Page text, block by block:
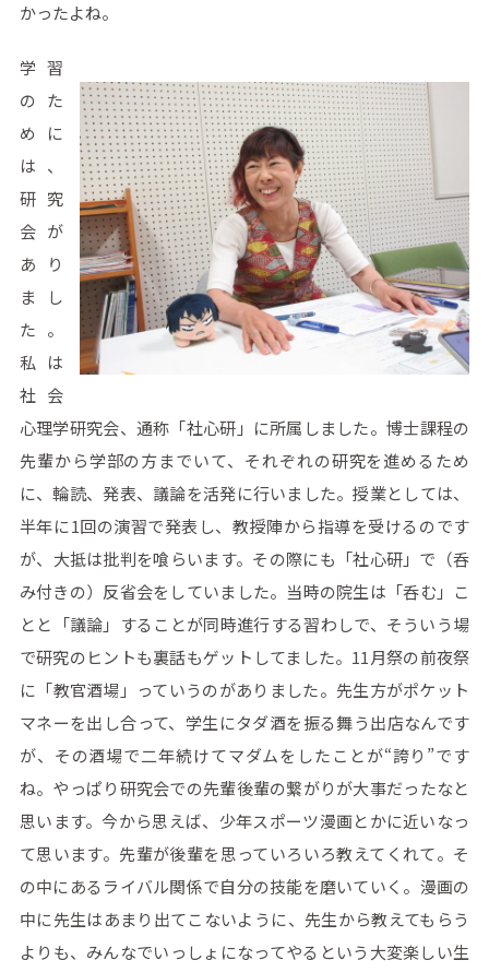
かったよね。
学習
のた
めに
は、
研究
会が
あり
まし
た。
私は
社会
心理学研究会、通称「社心研」に所属しました。博士課程の
先輩から学部の方までいて、それぞれの研究を進めるため
に、輪読、発表、議論を活発に行いました。授業としては、
半年に1回の演習で発表し、教授陣から指導を受けるのです
が、大抵は批判を喰らいます。その際にも「社心研」で（呑
み付きの）反省会をしていました。当時の院生は「呑む」こ
とと「議論」することが同時進行する習わしで、そういう場
で研究のヒントも裏話もゲットしてました。11月祭の前夜祭
に「教官酒場」っていうのがありました。先生方がポケット
マネーを出し合って、学生にタダ酒を振る舞う出店なんです
が、その酒場で二年続けてマダムをしたことが“誇り”です
ね。やっぱり研究会での先輩後輩の繋がりが大事だったなと
思います。今から思えば、少年スポーツ漫画とかに近いなっ
て思います。先輩が後輩を思っていろいろ教えてくれて。そ
の中にあるライバル関係で自分の技能を磨いていく。漫画の
中に先生はあまり出てこないように、先生から教えてもらう
よりも、みんなでいっしょになってやるという大変楽しい生